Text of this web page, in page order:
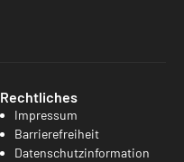
Rechtliches
Impressum
Barrierefreiheit
Datenschutzinformation